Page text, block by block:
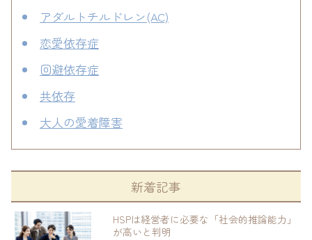
アダルトチルドレン(AC)
恋愛依存症
回避依存症
共依存
大人の愛着障害
新着記事
HSPは経営者に必要な「社会的推論能力」
が高いと判明